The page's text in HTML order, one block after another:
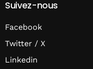
Suivez-nous
Facebook
Twitter / X
Linkedin